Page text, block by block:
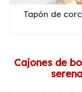
Tapón de
Cajones de